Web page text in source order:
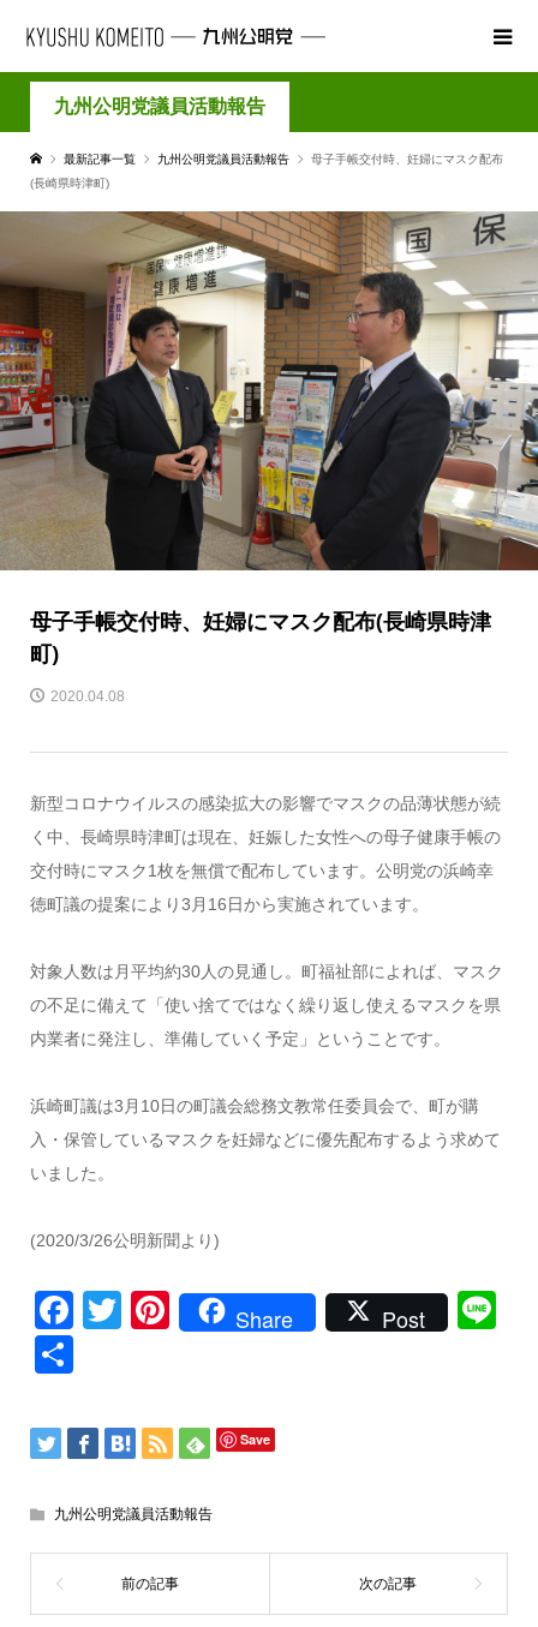
九州公明党議員活動報告
最新記事一覧 九州公明党議員活動報告
母子手帳交付時、妊婦にマスク配布
(長崎県時津町)
母子手帳交付時、妊婦にマスク配布(長崎県時津
町)
2020.04.08
新型コロナウイルスの感染拡大の影響でマスクの品薄状態が続
く中、長崎県時津町は現在、妊娠した女性への母子健康手帳の
交付時にマスク1枚を無償で配布しています。公明党の浜崎幸
徳町議の提案により3月16日から実施されています。
対象人数は月平均約30人の見通し。町福祉部によれば、マスク
の不足に備えて「使い捨てではなく繰り返し使えるマスクを県
内業者に発注し、準備していく予定」ということです。
浜崎町議は3月10日の町議会総務文教常任委員会で、町が購
入・保管しているマスクを妊婦などに優先配布するよう求めて
いました。
(2020/3/26公明新聞より)
Facebook
TwitterPinterest
Share Post
Save
九州公明党議員活動報告